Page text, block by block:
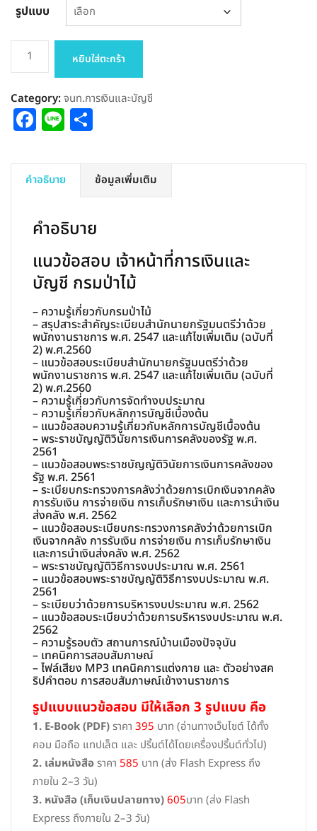
รูปแบบ
จำนวน
เจ้า
หน้าที่
และ
หยิบใส่ตะกร้า
Category:จนท.การเงินและบัญชี
Facebook
Line
คำอธิบาย ข้อมูลเพิ่มเติม
คำอธิบาย
แนวข้อสอบ เจ้าหน้าที่การเงินและ
บัญชี กรมป่าไม้
– ความรู้เกี่ยวกับกรมป่าไม้
– สรุปสาระสำคัญระเบียบสำนักนายกรัฐมนตรีว่าด้วย
พนักงานราชการ พ.ศ. 2547 และแก้ไขเพิ่มเติม (ฉบับที่
2) พ.ศ.2560
– แนวข้อสอบระเบียบสำนักนายกรัฐมนตรีว่าด้วย
พนักงานราชการ พ.ศ. 2547 และแก้ไขเพิ่มเติม (ฉบับที่
2) พ.ศ.2560
– ความรู้เกี่ยวกับการจัดทำงบประมาณ
– ความรู้เกี่ยวกับหลักการบัญชีเบื้องต้น
– แนวข้อสอบความรู้เกี่ยวกับหลักการบัญชีเบื้องต้น
– พระราชบัญญัติวินัยการเงินการคลังของรัฐ พ.ศ.
2561
– แนวข้อสอบพระราชบัญญัติวินัยการเงินการคลังของ
รัฐ พ.ศ. 2561
– ระเบียบกระทรวงการคลังว่าด้วยการเบิกเงินจากคลัง
การรับเงิน การจ่ายเงิน การเก็บรักษาเงิน และการนำเงิน
ส่งคลัง พ.ศ. 2562
– แนวข้อสอบระเบียบกระทรวงการคลังว่าด้วยการเบิก
เงินจากคลัง การรับเงิน การจ่ายเงิน การเก็บรักษาเงิน
และการนำเงินส่งคลัง พ.ศ. 2562
– พระราชบัญญัติวิธีการงบประมาณ พ.ศ. 2561
– แนวข้อสอบพระราชบัญญัติวิธีการงบประมาณ พ.ศ.
2561
– ระเบียบว่าด้วยการบริหารงบประมาณ พ.ศ. 2562
– แนวข้อสอบระเบียบว่าด้วยการบริหารงบประมาณ พ.ศ.
2562
– ความรู้รอบตัว สถานการณ์บ้านเมืองปัจจุบัน
– เทคนิคการสอบสัมภาษณ์
– ไฟล์เสียง MP3 เทคนิคการแต่งกาย และ ตัวอย่างสค
ริปคำตอบ การสอบสัมภาษณ์เข้างานราชการ
รูปแบบแนวข้อสอบ มีให้เลือก 3 รูปแบบ คือ
1. E-Book (PDF)ราคา 395 บาท (อ่านทางเว็บไซต์ ได้ทั้ง
คอม มือถือ แทปเล็ต และ ปริ้นต์ได้โดยเครื่องปริ้นต์ทั่วไป)
2. เล่มหนังสือราคา 585 บาท (ส่ง Flash Express ถึง
ภายใน 2–3 วัน)
3. หนังสือ (เก็บเงินปลายทาง)605บาท (ส่ง Flash
Express ถึงภายใน 2–3 วัน)